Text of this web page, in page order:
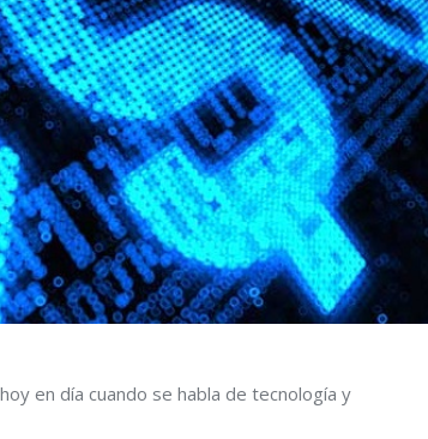
en día cuando se habla de tecnología y